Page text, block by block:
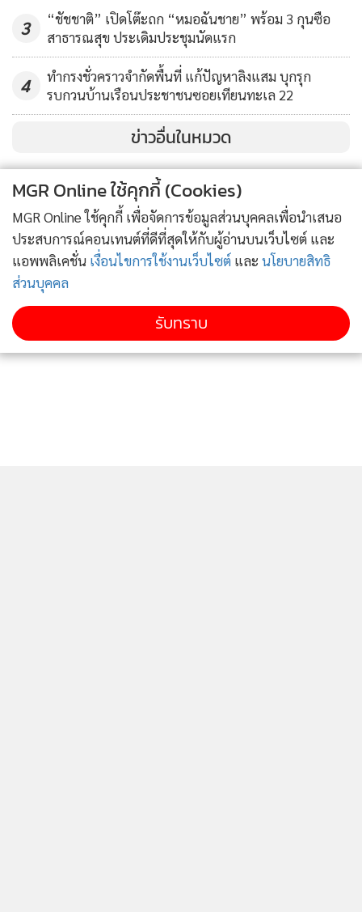
ทั้ง 13 คนได้เดินทางไปพร้อมกับอุปรกรณ์หลายอย่างไป
สนับสนุน ซึ่งถือเป็นภารกิจที่พวกเราภูมิใจที่ได้เป็นส่วนหนึ่ง จน
ทุกอย่างสำเร็จลุล่วง ทุกคนปลอดภัยได้กลับบ้าน ผมขอแสดง
ความชื่นชม ขอบคุณทุกคนและทุกหน่วยงานมา ณ โอกาสนี้ครับ
3
“ชัชชาติ” เปิดโต๊ะถก “หมอฉันชาย” พร้อม 3 กุนซือ
สาธารณสุข ประเดิมประชุมนัดแรก
4
ทำกรงชั่วคราวจำกัดพื้นที่ แก้ปัญหาลิงแสม บุกรุก
รบกวนบ้านเรือนประชาชนซอยเทียนทะเล 22
ข่าวอื่นในหมวด
MGR Online ใช้คุกกี้ (Cookies)
MGR Online ใช้คุกกี้ เพื่อจัดการข้อมูลส่วนบุคคลเพื่อนำเสนอ
ประสบการณ์คอนเทนต์ที่ดีที่สุดให้กับผู้อ่านบนเว็บไซต์ และ
แอพพลิเคชั่น เงื่อนไขการใช้งานเว็บไซต์ และ นโยบายสิทธิ
ส่วนบุคคล
รับทราบ